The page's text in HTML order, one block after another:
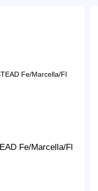
Fe/Marcella/Fl